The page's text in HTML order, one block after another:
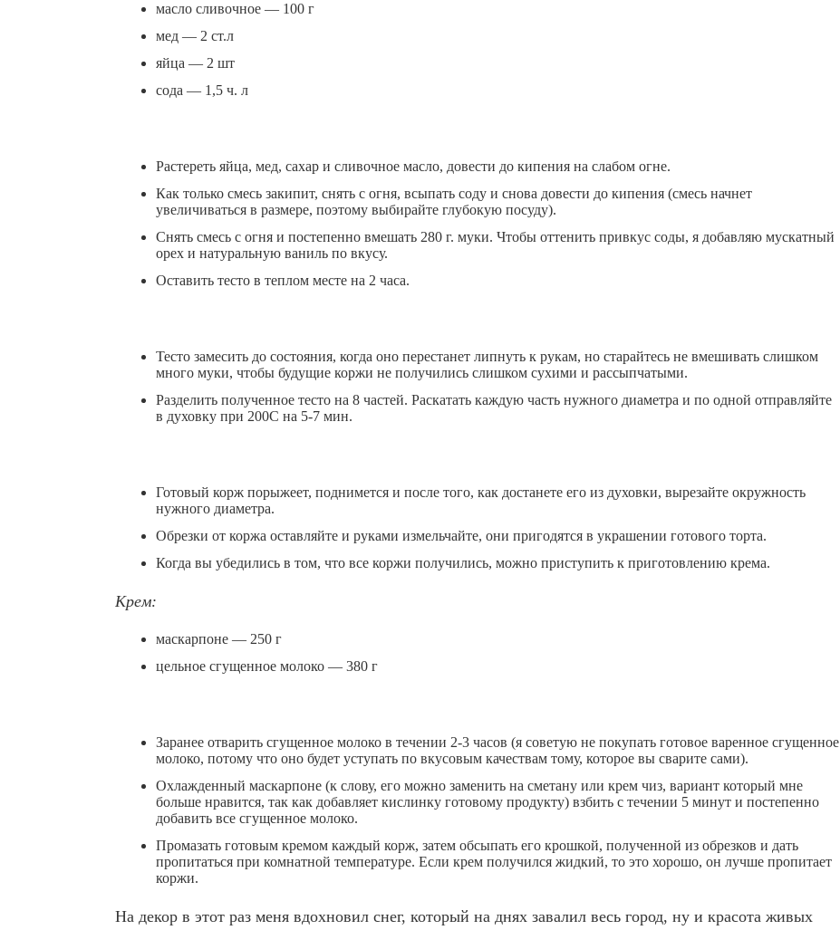
масло сливочное — 100 г
мед — 2 ст.л
яйца — 2 шт
сода — 1,5 ч. л
Растереть яйца, мед, сахар и сливочное масло, довести до кипения на слабом огне.
Как только смесь закипит, снять с огня, всыпать соду и снова довести до кипения (смесь начнет
увеличиваться в размере, поэтому выбирайте глубокую посуду).
Снять смесь с огня и постепенно вмешать 280 г. муки. Чтобы оттенить привкус соды, я добавляю мускатный
орех и натуральную ваниль по вкусу.
Оставить тесто в теплом месте на 2 часа.
Тесто замесить до состояния, когда оно перестанет липнуть к рукам, но старайтесь не вмешивать слишком
много муки, чтобы будущие коржи не получились слишком сухими и рассыпчатыми.
Разделить полученное тесто на 8 частей. Раскатать каждую часть нужного диаметра и по одной отправляйте
в духовку при 200С на 5-7 мин.
Готовый корж порыжеет, поднимется и после того, как достанете его из духовки, вырезайте окружность
нужного диаметра.
Обрезки от коржа оставляйте и руками измельчайте, они пригодятся в украшении готового торта.
Когда вы убедились в том, что все коржи получились, можно приступить к приготовлению крема.
Крем:
маскарпоне — 250 г
цельное сгущенное молоко — 380 г
Заранее отварить сгущенное молоко в течении 2-3 часов (я советую не покупать готовое варенное сгущенное
молоко, потому что оно будет уступать по вкусовым качествам тому, которое вы сварите сами).
Охлажденный маскарпоне (к слову, его можно заменить на сметану или крем чиз, вариант который мне
больше нравится, так как добавляет кислинку готовому продукту) взбить с течении 5 минут и постепенно
добавить все сгущенное молоко.
Промазать готовым кремом каждый корж, затем обсыпать его крошкой, полученной из обрезков и дать
пропитаться при комнатной температуре. Если крем получился жидкий, то это хорошо, он лучше пропитает
коржи.
На декор в этот раз меня вдохновил снег, который на днях завалил весь город, ну и красота живых